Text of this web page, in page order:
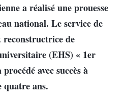
a réalisé une prouesse
national. Le service de
de
(EHS) « 1er
avec succès à
quatre ans.